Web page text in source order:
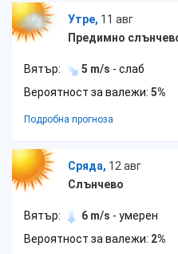
Утре, 11 авг
Предимно
Вятър: 5 m/s - слаб
Вероятност за валежи: 5%
Подробна прогноза
Сряда, 12 авг
Слънчево
Вятър: 6 m/s - умерен
Вероятност за валежи: 2%